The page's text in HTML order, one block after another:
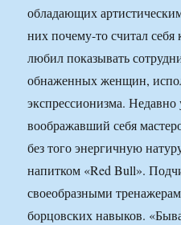
обладающих
них почему-то считал
любил показывать
обнаженных женщин,
экспрессионизма.
воображавший себя
без того энергичную
напитком «Red Bull».
своеобразными
борцовских навыков.